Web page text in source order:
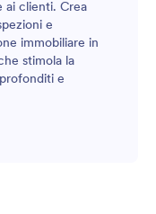
ai clienti. Crea
e
immobiliare in
stimola la
e